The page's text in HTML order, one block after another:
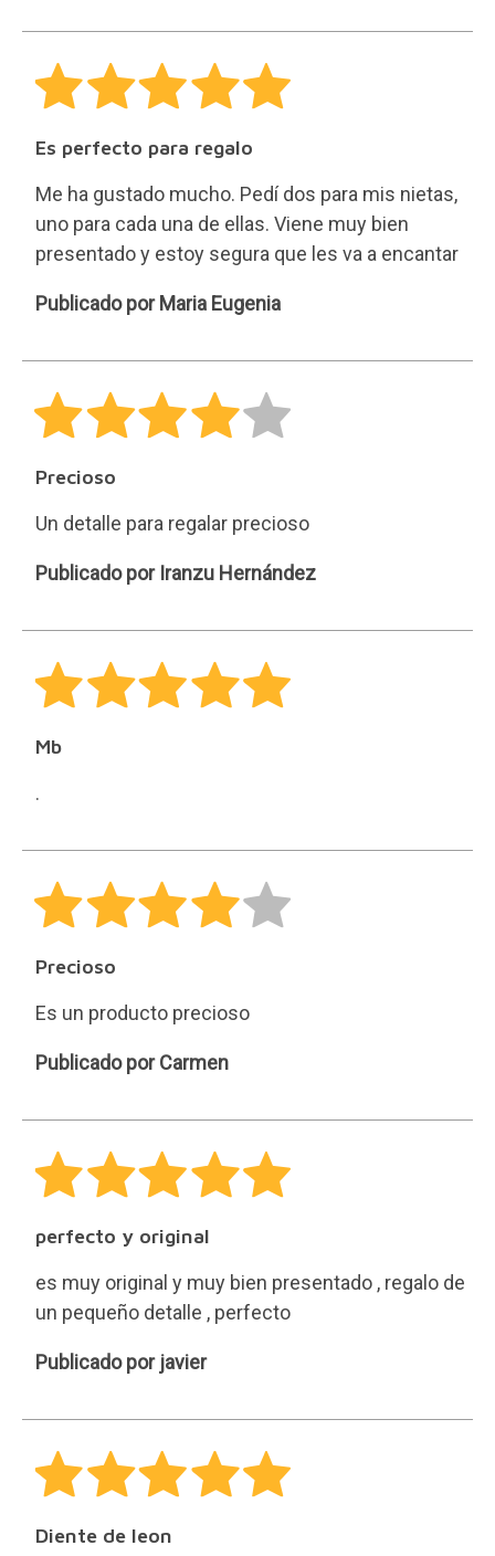
Es perfecto para regalo
Me ha gustado mucho. Pedí dos para mis nietas,
uno para cada una de ellas. Viene muy bien
presentado y estoy segura que les va a encantar
Maria
Publicado por Maria Eugenia
Precioso
Un detalle para regalar precioso
Iranzu
Publicado por Iranzu Hernández
Mb
.
Precioso
Es un producto precioso
Carmen
Publicado por Carmen
perfecto y original
es muy original y muy bien presentado , regalo de
un pequeño detalle , perfecto
javier
Publicado por javier
Diente de leon